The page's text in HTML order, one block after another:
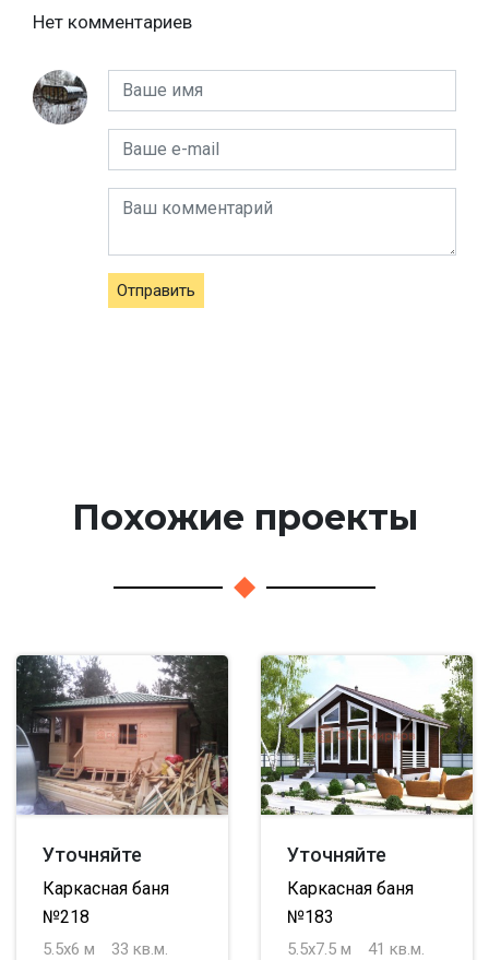
Нет комментариев
Отправить
Похожие проекты
Уточняйте
Каркасная баня
№218
5.5х6 м
33 кв.м.
Уточняйте
Каркасная баня
№183
5.5х7.5 м
41 кв.м.